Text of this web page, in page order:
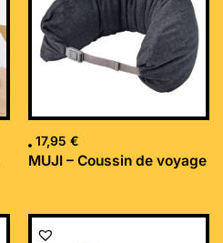
17,95 €
MUJI – Coussin de voyage
Le
Le